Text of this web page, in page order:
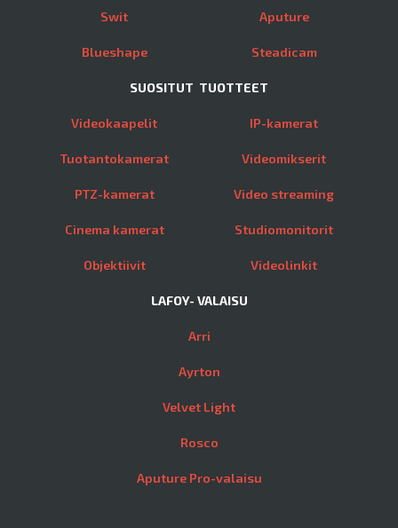
Swit
Blueshape
Aputure
Steadicam
SUOSITUT TUOTTEET
Videokaapelit
Tuotantokamerat
PTZ-kamerat
Cinema kamerat
Objektiivit
IP-kamerat
Videomikserit
Video streaming
Studiomonitorit
Videolinkit
LAFOY- VALAISU
Arri
Ayrton
Velvet Light
Rosco
Aputure Pro-valaisu